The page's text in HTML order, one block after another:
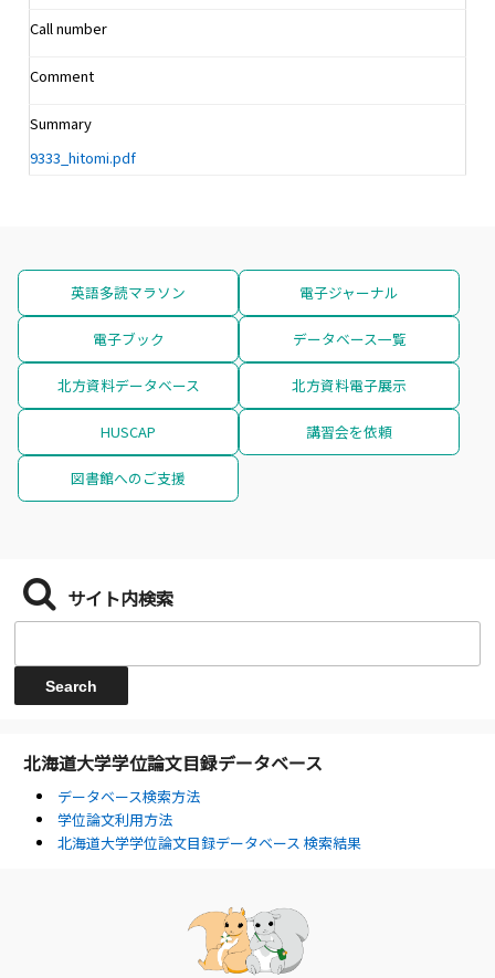
Call number
Comment
Summary
9333_hitomi.pdf
英語多読マラソン 電子ジャーナル
電子ブック データベース一覧
北方資料データベース 北方資料電子展示
HUSCAP 講習会を依頼
図書館へのご支援
サイト内検索
北海道大学学位論文目録データベース
データベース検索方法
学位論文利用方法
北海道大学学位論文目録データベース 検索結果